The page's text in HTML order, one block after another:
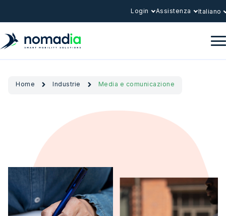
Login Assistenza Italiano
Home Industrie Media e comunicazione